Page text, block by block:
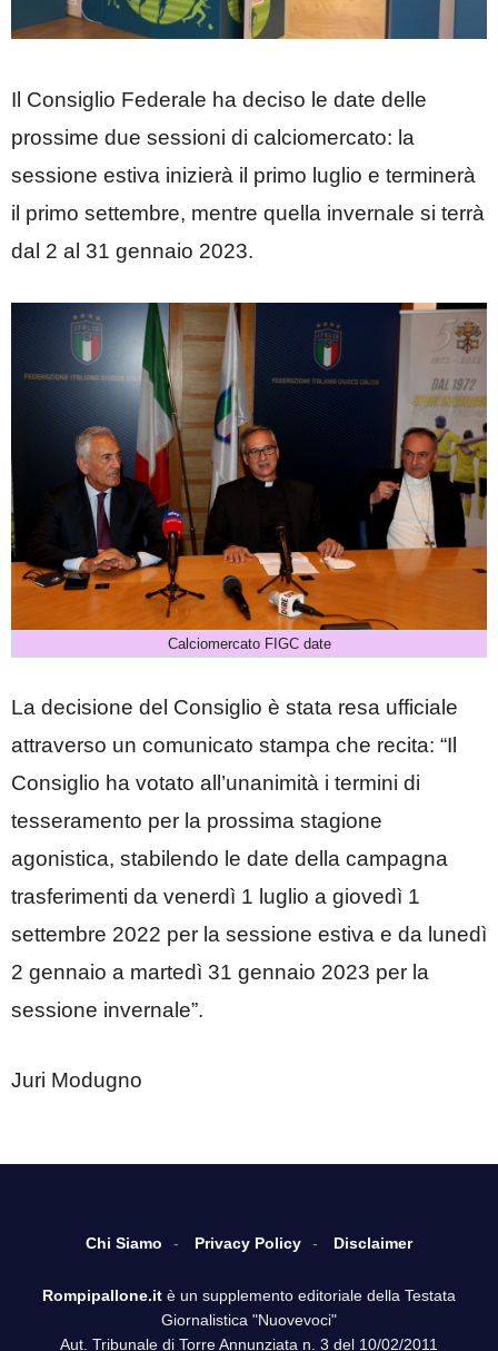
Il Consiglio Federale ha deciso le date delle
prossime due sessioni di calciomercato: la
sessione estiva inizierà il primo luglio e terminerà
il primo settembre, mentre quella invernale si terrà
dal 2 al 31 gennaio 2023.
Calciomercato FIGC date
La decisione del Consiglio è stata resa ufficiale
attraverso un comunicato stampa che recita: “Il
Consiglio ha votato all’unanimità i termini di
tesseramento per la prossima stagione
agonistica, stabilendo le date della campagna
trasferimenti da venerdì 1 luglio a giovedì 1
settembre 2022 per la sessione estiva e da lunedì
2 gennaio a martedì 31 gennaio 2023 per la
sessione invernale”.
Juri Modugno
Chi Siamo Privacy Policy Disclaimer
Rompipallone.it è un supplemento editoriale della Testata
Giornalistica "Nuovevoci"
Aut. Tribunale di Torre Annunziata n. 3 del 10/02/2011